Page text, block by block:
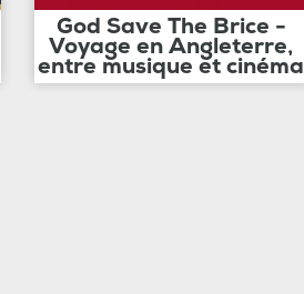
God Save The Brice -
Voyage en Angleterre,
entre musique et cinéma